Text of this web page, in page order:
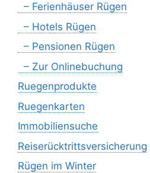
– Ferienhäuser Rügen
– Hotels Rügen
– Pensionen Rügen
– Zur Onlinebuchung
Ruegenprodukte
Ruegenkarten
Immobiliensuche
Reiserücktrittsversicherung
Rügen im Winter